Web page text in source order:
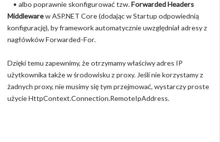
• albo poprawnie skonfigurować tzw.Forwarded Headers
Middlewarew ASP.NET Core (dodając w Startup odpowiednią
konfigurację), by framework automatycznie uwzględniał adresy z
nagłówków Forwarded-For.
Dzięki temu zapewnimy, że otrzymamy właściwy adres IP
użytkownika także w środowisku z proxy. Jeśli nie korzystamy z
żadnych proxy, nie musimy się tym przejmować, wystarczy proste
użycie HttpContext.Connection.RemoteIpAddress.